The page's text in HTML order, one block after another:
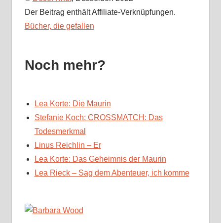
Der Beitrag enthält Affiliate-Verknüpfungen.
Bücher, die gefallen
Noch mehr?
Lea Korte: Die Maurin
Stefanie Koch: CROSSMATCH: Das
Todesmerkmal
Linus Reichlin – Er
Lea Korte: Das Geheimnis der Maurin
Lea Rieck – Sag dem Abenteuer, ich komme